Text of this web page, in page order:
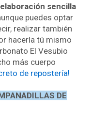
elaboración sencilla
puedes optar
realizar también
hacerla tú mismo
El Vesubio
más cuerpo
de repostería!
DE